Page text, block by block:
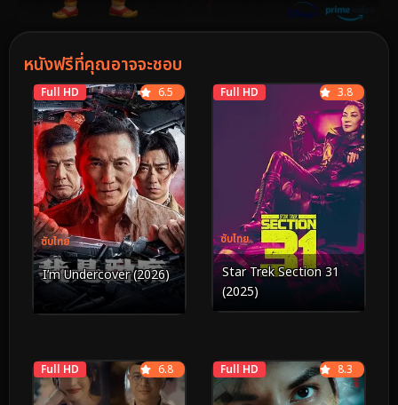
หนังฟรีที่คุณอาจจะชอบ
Full HD
ซับไทย
6.5
I’m Undercover (2026)
Full HD
ซับไทย
3.8
Star Trek Section 31
(2025)
Full HD 6.8 Full HD 8.3